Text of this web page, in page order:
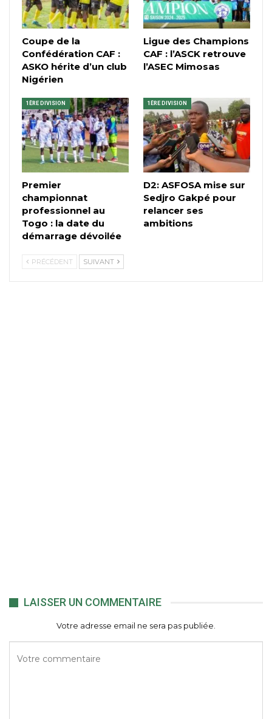
Coupe de la
Confédération CAF :
ASKO hérite d’un club
Nigérien
Ligue des Champions
CAF : l’ASCK retrouve
l’ASEC Mimosas
1ÈRE DIVISION
Premier
championnat
professionnel au
Togo : la date du
démarrage dévoilée
1ÈRE DIVISION
D2: ASFOSA mise sur
Sedjro Gakpé pour
relancer ses
ambitions
PRÉCÉDENT SUIVANT
LAISSER UN COMMENTAIRE
Votre adresse email ne sera pas publiée.